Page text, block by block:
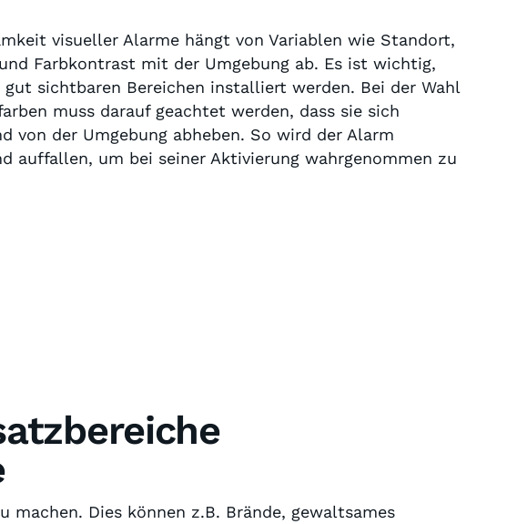
visueller Alarme hängt von Variablen wie Standort,
Farbkontrast mit der Umgebung ab. Es ist wichtig,
gut sichtbaren Bereichen installiert werden. Bei der Wahl
muss darauf geachtet werden, dass sie sich
von der Umgebung abheben. So wird der Alarm
auffallen, um bei seiner Aktivierung wahrgenommen zu
Dies können z.B. Brände, gewaltsames